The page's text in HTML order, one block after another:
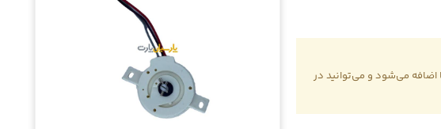
اضافه می‌شود و می‌توانید در